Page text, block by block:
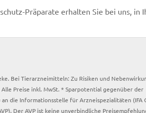
Präparate erhalten Sie bei uns, in
Bei Tierarzneimitteln: Zu Risiken und
Preise inkl. MwSt. * Sparpotential gegenüber der
die Informationsstelle für Arzneispezialitäten (IFA
Der AVP ist keine unverbindliche